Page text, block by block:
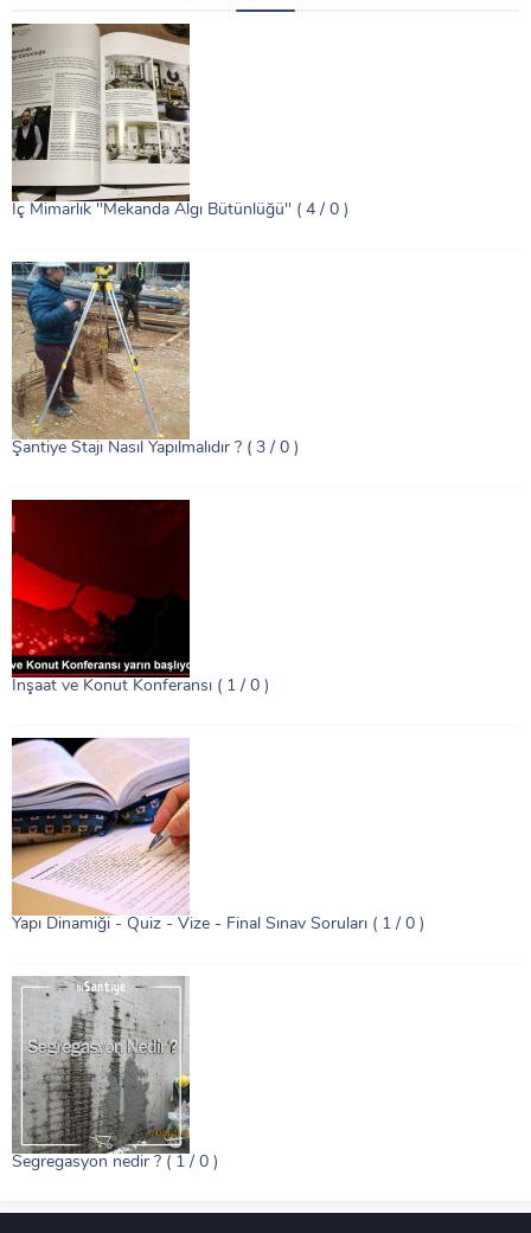
İç Mimarlık ''Mekanda Algı Bütünlüğü'' ( 4 / 0 )
Şantiye Stajı Nasıl Yapılmalıdır ? ( 3 / 0 )
İnşaat ve Konut Konferansı ( 1 / 0 )
Yapı Dinamiği - Quiz - Vize - Final Sınav Soruları ( 1 / 0 )
Segregasyon nedir ? ( 1 / 0 )